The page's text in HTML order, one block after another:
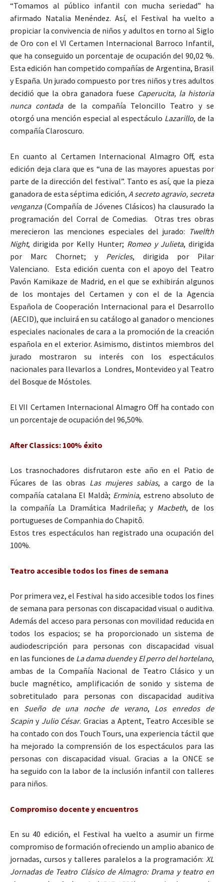
“Tomamos al público infantil con mucha seriedad” ha
afirmado Natalia Menéndez. Así, el Festival ha vuelto a
propiciar la convivencia de niños y adultos en torno al Siglo
de Oro con el VI Certamen Internacional Barroco Infantil,
que ha conseguido un porcentaje de ocupación del 90,02 %.
Esta edición han competido compañías de Argentina, Brasil
y España. Un jurado compuesto por tres niños y tres adultos
decidió que la obra ganadora fuese Caperucita, la historia
nunca contadade la compañía Teloncillo Teatro y se
otorgó una mención especial al espectáculo Lazarillo, de la
compañía Claroscuro.
En cuanto al Certamen Internacional Almagro Off, esta
edición deja clara que es “una de las mayores apuestas por
parte de la dirección del festival”. Tanto es así, que la pieza
ganadora de esta séptima edición, A secreto agravio, secreta
venganza(Compañía de Jóvenes Clásicos) ha clausurado la
programación del Corral de Comedias. Otras tres obras
merecieron las menciones especiales del jurado: Twelfth
Night, dirigida por Kelly Hunter; Romeo y Julieta, dirigida
por Marc Chornet; y Pericles, dirigida por Pilar
Valenciano. Esta edición cuenta con el apoyo del Teatro
Pavón Kamikaze de Madrid, en el que se exhibirán algunos
de los montajes del Certamen y con el de la Agencia
Española de Cooperación Internacional para el Desarrollo
(AECID), que incluirá en su catálogo al ganador o menciones
especiales nacionales de cara a la promoción de la creación
española en el exterior. Asimismo, distintos miembros del
jurado mostraron su interés con los espectáculos
nacionales para llevarlos a Londres, Montevideo y al Teatro
del Bosque de Móstoles.
El VII Certamen Internacional Almagro Off ha contado con
un porcentaje de ocupación del 96,50%.
After Classics: 100% éxito
Los trasnochadores disfrutaron este año en el Patio de
Fúcares de las obras Las mujeres sabias, a cargo de la
compañía catalana El Maldà; Erminia, estreno absoluto de
la compañía La Dramática Madrileña; y Macbeth, de los
portugueses de Companhia do Chapitô.
Estos tres espectáculos han registrado una ocupación del
100%.
Teatro accesible todos los fines de semana
Por primera vez, el Festival ha sido accesible todos los fines
de semana para personas con discapacidad visual o auditiva.
Además del acceso para personas con movilidad reducida en
todos los espacios; se ha proporcionado un sistema de
audiodescripción para personas con discapacidad visual
en las funciones de La dama duendeyEl perro del hortelano,
ambas de la Compañía Nacional de Teatro Clásico y un
bucle magnético, amplificación de sonido y sistema de
sobretitulado para personas con discapacidad auditiva
en Sueño de una noche de verano, Los enredos de
Scapin y Julio César. Gracias a Aptent, Teatro Accesible se
ha contado con dos Touch Tours, una experiencia táctil que
ha mejorado la comprensión de los espectáculos para las
personas con discapacidad visual. Gracias a la ONCE se
ha seguido con la labor de la inclusión infantil con talleres
para niños.
Compromiso docente y encuentros
En su 40 edición, el Festival ha vuelto a asumir un firme
compromiso de formación ofreciendo un amplio abanico de
jornadas, cursos y talleres paralelos a la programación: XL
Jornadas de Teatro Clásico de Almagro: Drama y teatro en